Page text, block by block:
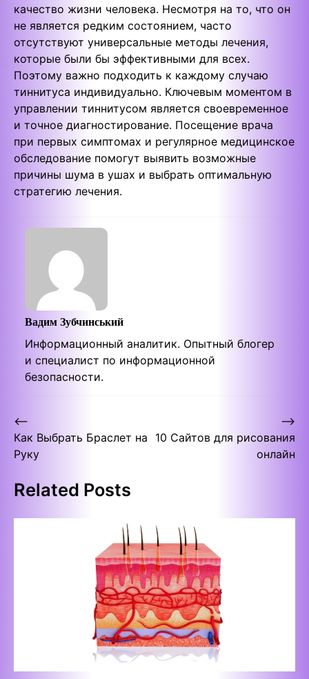
качество жизни человека. Несмотря на то, что он
не является редким состоянием, часто
отсутствуют универсальные методы лечения,
которые были бы эффективными для всех.
Поэтому важно подходить к каждому случаю
тиннитуса индивидуально. Ключевым моментом в
управлении тиннитусом является своевременное
и точное диагностирование. Посещение врача
при первых симптомах и регулярное медицинское
обследование помогут выявить возможные
причины шума в ушах и выбрать оптимальную
стратегию лечения.
Вадим Зубчинський
Информационный аналитик. Опытный блогер
и специалист по информационной
безопасности.
Post
navigation
⟵
Как Выбрать Браслет на
Руку
10 Сайтов для рисования
онлайн
⟶
Related Posts